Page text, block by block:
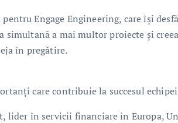
Engage Engineering, care își
simultană a mai multor proiecte și
în pregătire.
care contribuie la succesul
lider în servicii financiare în Europa,